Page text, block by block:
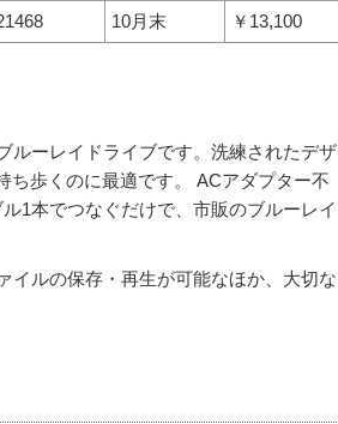
10月末 ￥13,100
ルーレイドライブです。洗練されたデザ
ち歩くのに最適です。 ACアダプター不
1本でつなぐだけで、市販のブルーレイ
イルの保存・再生が可能なほか、大切な